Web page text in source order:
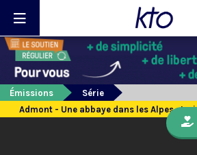
Émissions
Série
Admont - Une abbaye dans les Alpes